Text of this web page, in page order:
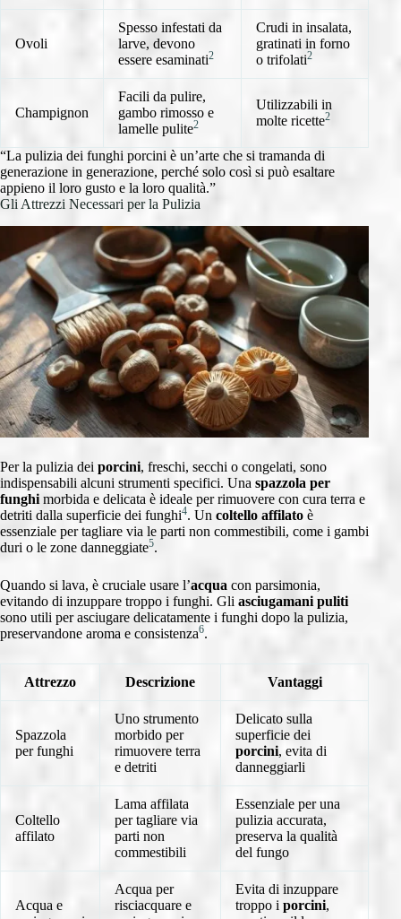
Ovoli
Spesso infestati da
larve, devono
essere esaminati2
Crudi in insalata,
gratinati in forno
o trifolati2
Champignon
Facili da pulire,
gambo rimosso e
lamelle pulite2
Utilizzabili in
molte ricette2
“La pulizia dei funghi porcini è un’arte che si tramanda di
generazione in generazione, perché solo così si può esaltare
appieno il loro gusto e la loro qualità.”
Gli Attrezzi Necessari per la Pulizia
Per la pulizia dei porcini, freschi, secchi o congelati, sono
indispensabili alcuni strumenti specifici. Una spazzola per
funghi morbida e delicata è ideale per rimuovere con cura terra e
detriti dalla superficie dei funghi4. Un coltello affilato è
essenziale per tagliare via le parti non commestibili, come i gambi
duri o le zone danneggiate5.
Quando si lava, è cruciale usare l’acqua con parsimonia,
evitando di inzuppare troppo i funghi. Gli asciugamani puliti
sono utili per asciugare delicatamente i funghi dopo la pulizia,
preservandone aroma e consistenza6.
Attrezzo Descrizione Vantaggi
Spazzola
per funghi
Uno strumento
morbido per
rimuovere terra
e detriti
Delicato sulla
superficie dei
porcini, evita di
danneggiarli
Coltello
affilato
Lama affilata
per tagliare via
parti non
commestibili
Essenziale per una
pulizia accurata,
preserva la qualità
del fungo
Acqua e
Acqua per
risciacquare e
Evita di inzuppare
troppo i porcini,